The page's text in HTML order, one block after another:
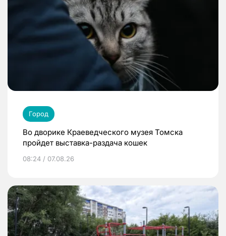
Город
Во дворике Краеведческого музея Томска
пройдет выставка-раздача кошек
08:24 / 07.08.26